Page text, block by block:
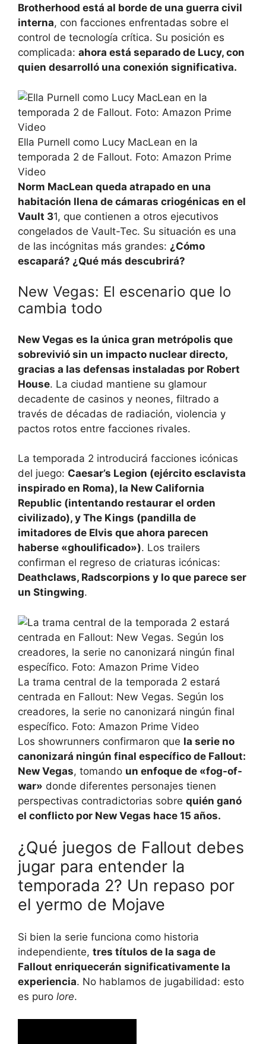
Brotherhood está al borde de una guerra civil
interna, con facciones enfrentadas sobre el
control de tecnología crítica. Su posición es
complicada: ahora está separado de Lucy, con
quien desarrolló una conexión significativa.
Ella Purnell como Lucy MacLean en la
temporada 2 de Fallout. Foto: Amazon Prime
Video
Norm MacLean queda atrapado en una
habitación llena de cámaras criogénicas en el
Vault 31, que contienen a otros ejecutivos
congelados de Vault-Tec. Su situación es una
de las incógnitas más grandes: ¿Cómo
escapará? ¿Qué más descubrirá?
New Vegas: El escenario que lo
cambia todo
New Vegas es la única gran metrópolis que
sobrevivió sin un impacto nuclear directo,
gracias a las defensas instaladas por Robert
House. La ciudad mantiene su glamour
decadente de casinos y neones, filtrado a
través de décadas de radiación, violencia y
pactos rotos entre facciones rivales.
La temporada 2 introducirá facciones icónicas
del juego: Caesar’s Legion (ejército esclavista
inspirado en Roma), la New California
Republic (intentando restaurar el orden
civilizado), y The Kings (pandilla de
imitadores de Elvis que ahora parecen
haberse «ghoulificado»). Los trailers
confirman el regreso de criaturas icónicas:
Deathclaws, Radscorpions y lo que parece ser
un Stingwing.
La trama central de la temporada 2 estará
centrada en Fallout: New Vegas. Según los
creadores, la serie no canonizará ningún final
específico. Foto: Amazon Prime Video
Los showrunners confirmaron que la serie no
canonizará ningún final específico de Fallout:
New Vegas, tomando un enfoque de «fog-of-
war» donde diferentes personajes tienen
perspectivas contradictorias sobre quién ganó
el conflicto por New Vegas hace 15 años.
¿Qué juegos de Fallout debes
jugar para entender la
temporada 2? Un repaso por
el yermo de Mojave
Si bien la serie funciona como historia
independiente, tres títulos de la saga de
Fallout enriquecerán significativamente la
experiencia. No hablamos de jugabilidad: esto
es puro lore.